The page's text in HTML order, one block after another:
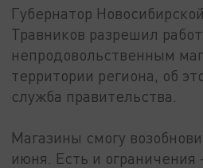
Губернатор
Травников разрешил
непродовольственным
территории региона, об
служба правительства.
Магазины смогу
июня. Есть и ограничения